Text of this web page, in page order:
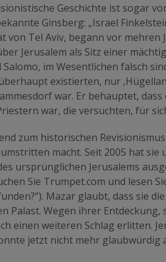
Geschichte ist sogar
Ginsberg: „Israel
von Tel Aviv, begann vor
Jerusalem als Sitz einer
Salomo, im Wesentlichen falsch
existierten, nur
war. Er behauptet,
war, die versuchten, für
zum historischen
macht. Seit 2005 hat
ursprünglichen Jerusalems
Sie Trumpet.com und lesen
Mazar glaubt, dass sie
Palast. Wegen ihrer Entdeckung,
einen weiteren Schlag erlitten.
jetzt nicht mehr